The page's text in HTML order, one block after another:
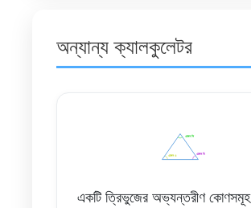
অন্যান্য ক্যালকুলেটর
একটি ত্রিভুজের অভ্যন্তরীণ কোণসমূহ